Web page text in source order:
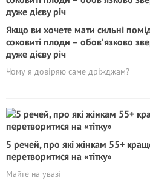
Якщо ви хочете мати сильні
соковиті плоди – обов’язково
дуже дієву річ
Чому я довіряю саме дріжджам?
5 речей, про які жінкам 55+
перетворитися на «тітку»
Майте на увазі